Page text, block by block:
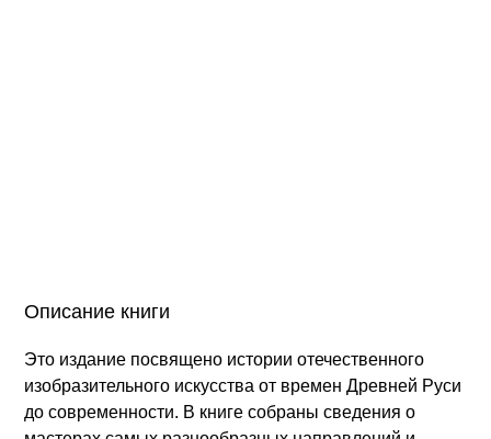
Описание книги
Это издание посвящено истории отечественного
изобразительного искусства от времен Древней Руси
до современности. В книге собраны сведения о